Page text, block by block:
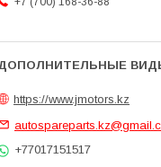
https://www.jmotors.kz
+77017151517